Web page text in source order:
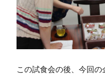
この試食会の後、今回